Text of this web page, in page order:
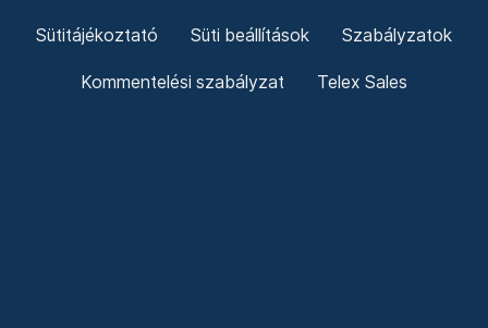
Sütitájékoztató Süti beállítások Szabályzatok
Kommentelési szabályzat Telex Sales